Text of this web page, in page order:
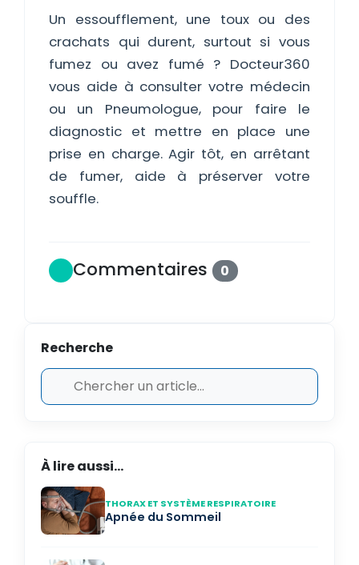
Un essoufflement, une toux ou des
crachats qui durent, surtout si vous
fumez ou avez fumé ? Docteur360
vous aide à consulter votre médecin
ou un Pneumologue, pour faire le
diagnostic et mettre en place une
prise en charge. Agir tôt, en arrêtant
de fumer, aide à préserver votre
souffle.
Commentaires 0
Recherche
À lire aussi...
THORAX ET SYSTÈME RESPIRATOIRE
Apnée du Sommeil